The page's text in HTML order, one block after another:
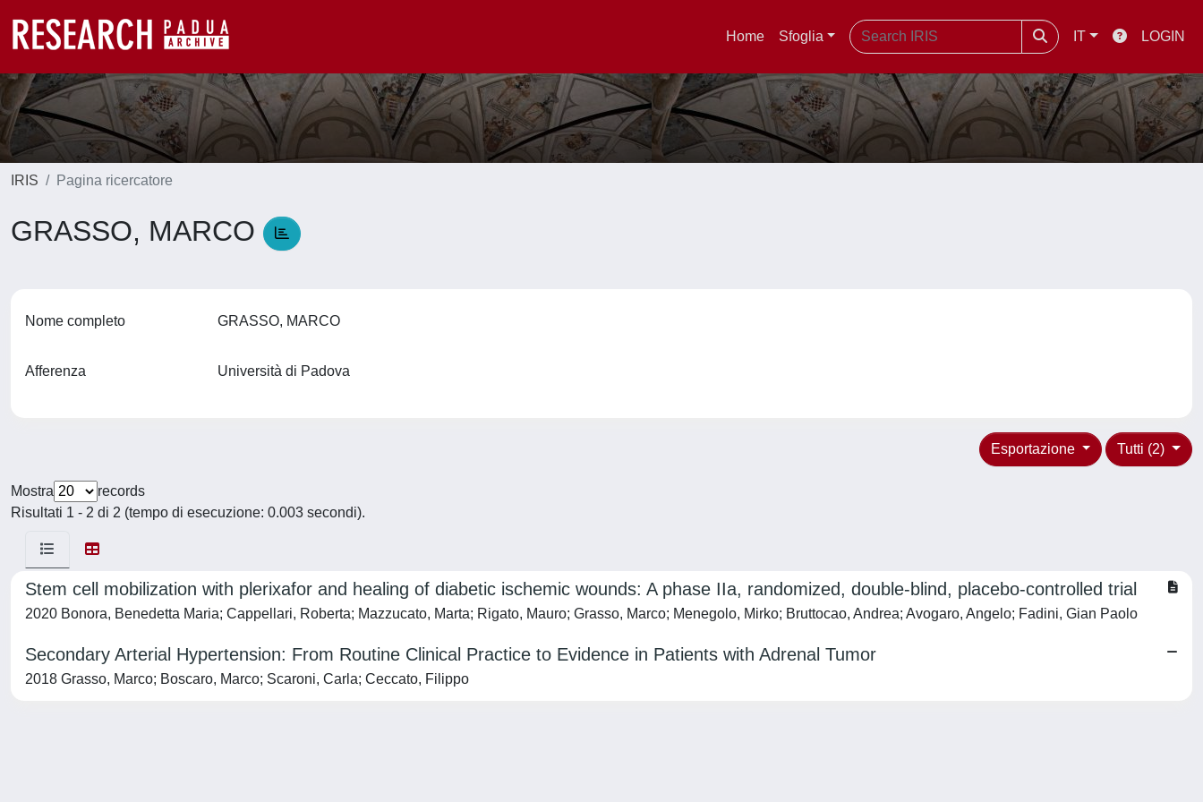
Home Sfoglia IT LOGIN
IRIS Pagina ricercatore
GRASSO, MARCO
Nome completo GRASSO, MARCO
Afferenza Università di Padova
Tutti (2)
Esportazione
Mostra
records
Risultati 1 - 2 di 2 (tempo di esecuzione: 0.003 secondi).
Stem cell mobilization with plerixafor and healing of diabetic ischemic wounds: A phase IIa, randomized, double-blind, placebo-controlled trial
2020 Bonora, Benedetta Maria; Cappellari, Roberta; Mazzucato, Marta; Rigato, Mauro; Grasso, Marco; Menegolo, Mirko; Bruttocao, Andrea; Avogaro, Angelo; Fadini, Gian Paolo
Secondary Arterial Hypertension: From Routine Clinical Practice to Evidence in Patients with Adrenal Tumor
2018 Grasso, Marco; Boscaro, Marco; Scaroni, Carla; Ceccato, Filippo